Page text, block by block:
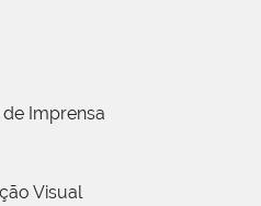
Imprensa
Visual